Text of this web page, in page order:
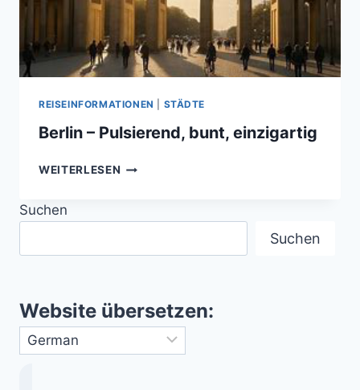
REISEINFORMATIONEN STÄDTE
Berlin – Pulsierend, bunt, einzigartig
WEITERLESEN BERLIN
Suchen
Suchen
Website übersetzen: